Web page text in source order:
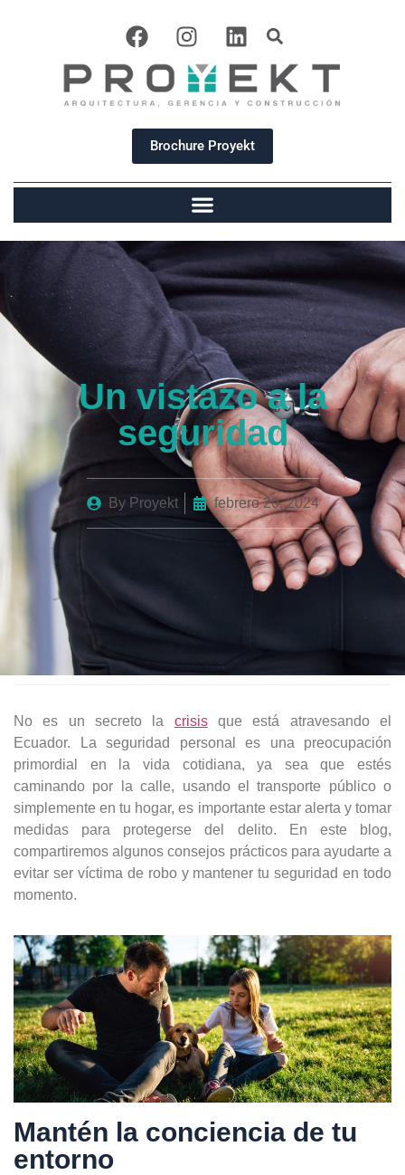
Brochure Proyekt
Un vistazo a la
seguridad
ByProyekt febrero 20, 2024
No es un secreto la crisisque está atravesando el
Ecuador. La seguridad personal es una preocupación
primordial en la vida cotidiana, ya sea que estés
caminando por la calle, usando el transporte público o
simplemente en tu hogar, es importante estar alerta y tomar
medidas para protegerse del delito. En este blog,
compartiremos algunos consejos prácticos para ayudarte a
evitar ser víctima de robo y mantener tu seguridad en todo
momento.
Mantén la conciencia de tu
entorno